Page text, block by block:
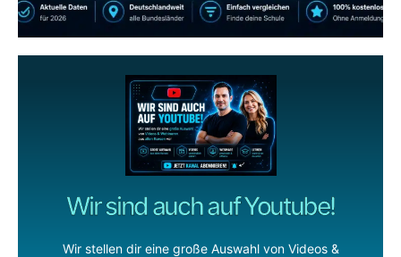
Wir sind auch auf Youtube!
Wir stellen dir eine große Auswahl von Videos &